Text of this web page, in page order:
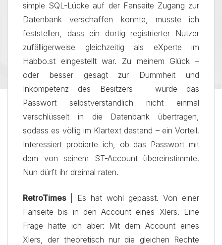
simple SQL-Lücke auf der Fanseite Zugang zur
Datenbank verschaffen konnte, musste ich
feststellen, dass ein dortig registrierter Nutzer
zufälligerweise gleichzeitig als eXperte im
Habbo.st eingestellt war. Zu meinem Glück –
oder besser gesagt zur Dummheit und
Inkompetenz des Besitzers – wurde das
Passwort selbstverständlich nicht einmal
verschlüsselt in die Datenbank übertragen,
sodass es völlig im Klartext dastand – ein Vorteil.
Interessiert probierte ich, ob das Passwort mit
dem von seinem ST-Account übereinstimmte.
Nun dürft ihr dreimal raten.
RetroTimes| Es hat wohl gepasst. Von einer
Fanseite bis in den Account eines Xlers. Eine
Frage hätte ich aber: Mit dem Account eines
Xlers, der theoretisch nur die gleichen Rechte